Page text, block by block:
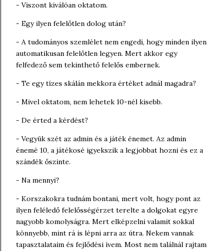
- Viszont kiválóan oktatom.
- Egy ilyen felelőtlen dolog után?
- A tudományos szemlélet nem engedi, hogy minden ilyen
automatikusan felelőtlen legyen. Mert akkor egy
felfedező sem tekinthető felelős embernek.
- Te egy tízes skálán mekkora értéket adnál magadra?
- Mivel oktatom, nem lehetek 10-nél kisebb.
- De érted a kérdést?
- Vegyük szét az admin és a játék énemet. Az admin
énemé 10, a játékosé igyekszik a legjobbat hozni és ez a
szándék őszinte.
- Na mennyi?
- Korszakokra tudnám bontani, mert volt, hogy pont az
ilyen feléledő felelősségérzet terelte a dolgokat egyre
nagyobb komolyságra. Mert elképzelni valamit sokkal
könnyebb, mint rá is lépni arra az útra. Nekem vannak
tapasztalataim és fejlődési ívem. Most nem találnál rajtam